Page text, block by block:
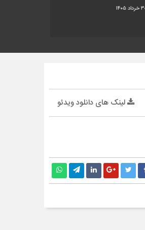
۱۴۰۵
لینک های دانلود ویدئو